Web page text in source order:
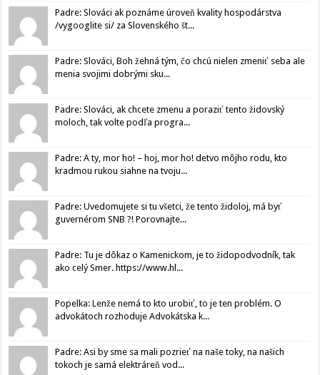
Padre: Slováci ak poznáme úroveň kvality hospodárstva
/vygooglite si/ za Slovenského št...
Padre: Slováci, Boh žehná tým, čo chcú nielen zmeniť seba ale
menia svojimi dobrými sku...
Padre: Slováci, ak chcete zmenu a poraziť tento židovský
moloch, tak volte podľa progra...
Padre: A ty, mor ho! – hoj, mor ho! detvo môjho rodu, kto
kradmou rukou siahne na tvoju...
Padre: Uvedomujete si tu všetci, že tento židoloj, má byť
guvernérom SNB ?! Porovnajte...
Padre: Tu je dôkaz o Kamenickom, je to židopodvodník, tak
ako celý Smer. https://www.hl...
Popelka: Lenže nemá to kto urobiť, to je ten problém. O
advokátoch rozhoduje Advokátska k...
Padre: Asi by sme sa mali pozrieť na naše toky, na našich
tokoch je samá elektráreň vod...